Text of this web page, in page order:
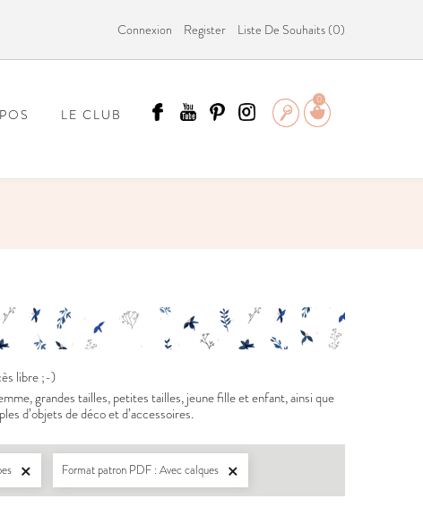
Connexion Register Liste De Souhaits (0)
0
LE CLUB
libre ;-)
grandes tailles, petites tailles, jeune fille et enfant, ainsi que
d’objets de déco et d’accessoires.
 Format patron PDF : Avec calques 